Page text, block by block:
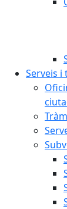
Serveis i